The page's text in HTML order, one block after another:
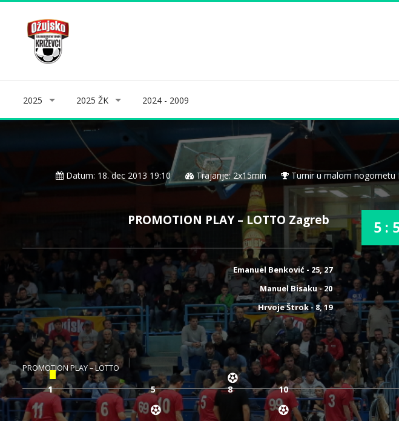
2025 2025 ŽK 2024 - 2009
Datum: 18. dec 2013 19:10 Trajanje: 2x15min Turnir u malom nogometu
PROMOTION PLAY – LOTTO Zagreb
Emanuel Benković - 25, 27
Manuel Bisaku - 20
Hrvoje Štrok - 8, 19
5 :
PROMOTION PLAY – LOTTO
1
1
1 5 8 10